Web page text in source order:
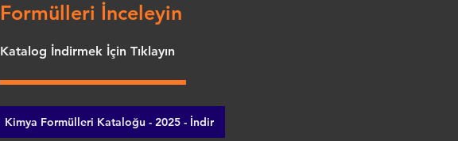
Formülleri İnceleyin
Katalog İndirmek İçin Tıklayın
Kimya Formülleri Kataloğu - 2025 - İndir